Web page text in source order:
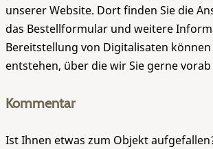
unserer Website. Dort finden Sie die
das Bestellformular und weitere
Bereitstellung von Digitalisaten können
entstehen, über die wir Sie gerne
Kommentar
Ist Ihnen etwas zum Objekt